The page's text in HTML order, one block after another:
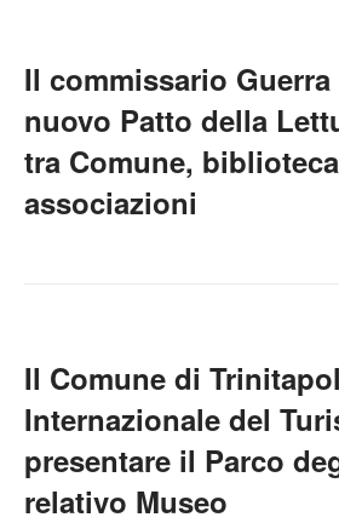
Il commissario
nuovo Patto della
tra Comune,
associazioni
Il Comune di
Internazionale del
presentare il Parco
relativo Museo